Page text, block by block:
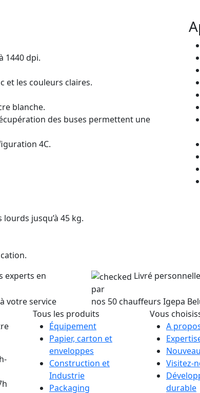
1440 dpi.
et les couleurs claires.
blanche.
des buses permettent une
4C.
jusqu’à 45 kg.
experts en
votre service
Livré
par
nos 50 chauffeurs Igepa
Tous les produits
Équipement
Papier, carton et
enveloppes
Construction et
Industrie
Packaging
Vous
A
Visitez-
durable